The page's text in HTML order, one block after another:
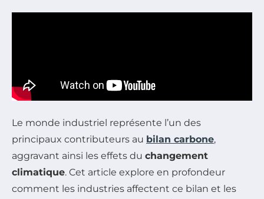
Le monde industriel représente l’un des
principaux contributeurs au bilan carbone,
aggravant ainsi les effets du changement
climatique. Cet article explore en profondeur
comment les industries affectent ce bilan et les